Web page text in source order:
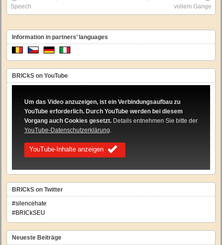
Speech
vollem Gange
Information in partners’ languages
BRICkS on YouTube
Um das Video anzuzeigen, ist ein Verbindungsaufbau zu
YouTube erforderlich. Durch YouTube werden bei diesem
Vorgang auch Cookies gesetzt. Details entnehmen Sie bitte der
YouTube-Datenschutzerklärung.
YouTube-Inhalte anzeigen
BRICkS on Twitter
#silencehate
#BRICkSEU
Neueste Beiträge